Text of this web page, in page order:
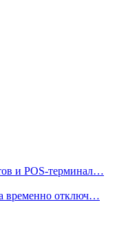
и POS-терминал…
временно отключ…